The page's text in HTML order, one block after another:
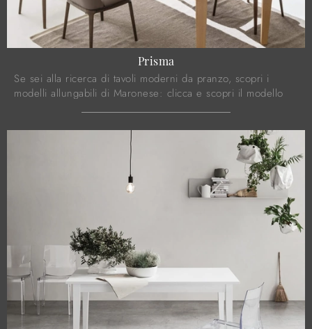
Prisma
Se sei alla ricerca di tavoli moderni da pranzo, scopri i
modelli allungabili di Maronese: clicca e scopri il modello